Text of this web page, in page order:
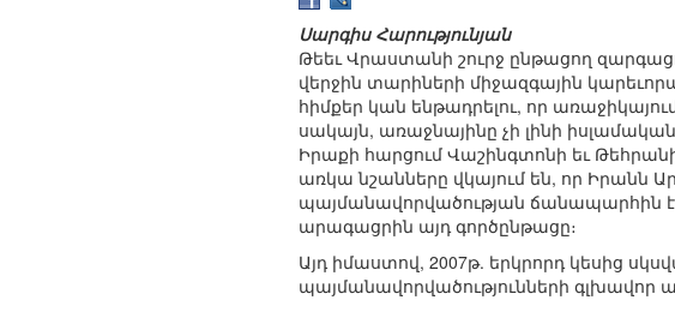
Սարգիս Հարությունյան
Թեեւ Վրաստանի շուրջ ընթացող
վերջին տարիների միջազգային
հիմքեր կան ենթադրելու, որ
սակայն, առաջնայինը չի լինի
Իրաքի հարցում Վաշինգտոնի եւ
առկա նշանները վկայում են, որ Իրանն
պայմանավորվածության ճանապարհին է,
արագացրին այդ գործընթացը։
Այդ իմաստով, 2007թ. երկրորդ կեսից
պայմանավորվածությունների գլխավոր